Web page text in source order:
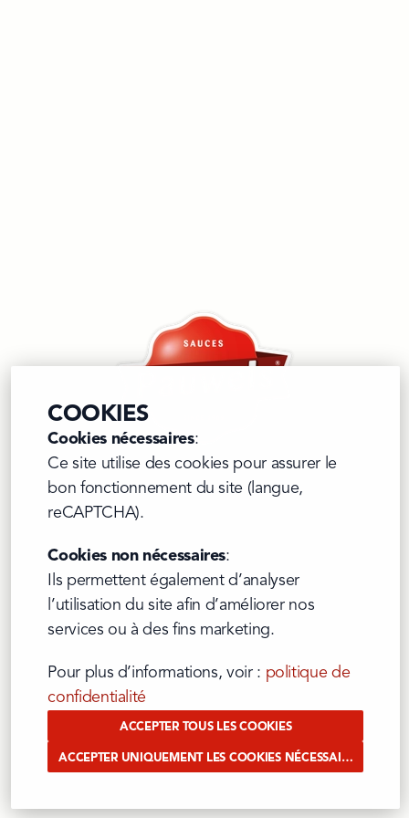
Er is iets misgelopen
Quelque chose s'est mal passé
Something went wrong
COOKIES
Cookies nécessaires:
Ce site utilise des cookies pour assurer le
bon fonctionnement du site (langue,
reCAPTCHA).
Cookies non nécessaires:
Ils permettent également d’analyser
l’utilisation du site afin d’améliorer nos
services ou à des fins marketing.
Pour plus d’informations, voir : politique de
confidentialité
ACCEPTER TOUS LES COOKIES
ACCEPTER UNIQUEMENT LES COOKIES NÉCESSAIRES